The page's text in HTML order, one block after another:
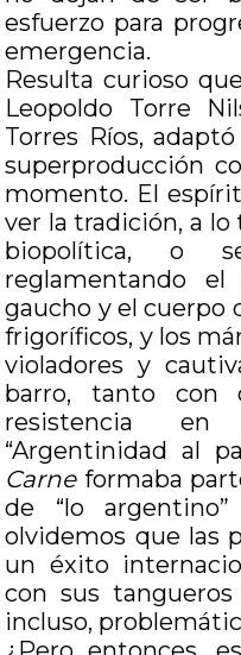
esfuerzo para
emergencia.
Resulta curioso
Leopoldo Torre
Torres Ríos,
superproducción
momento. El
ver la tradición, a lo
biopolítica, o
reglamentando
gaucho y el cuerpo
frigoríficos, y los
violadores y
barro, tanto con
resistencia
“Argentinidad al
Carneformaba
de “lo
olvidemos que las
un éxito
con sus
incluso,